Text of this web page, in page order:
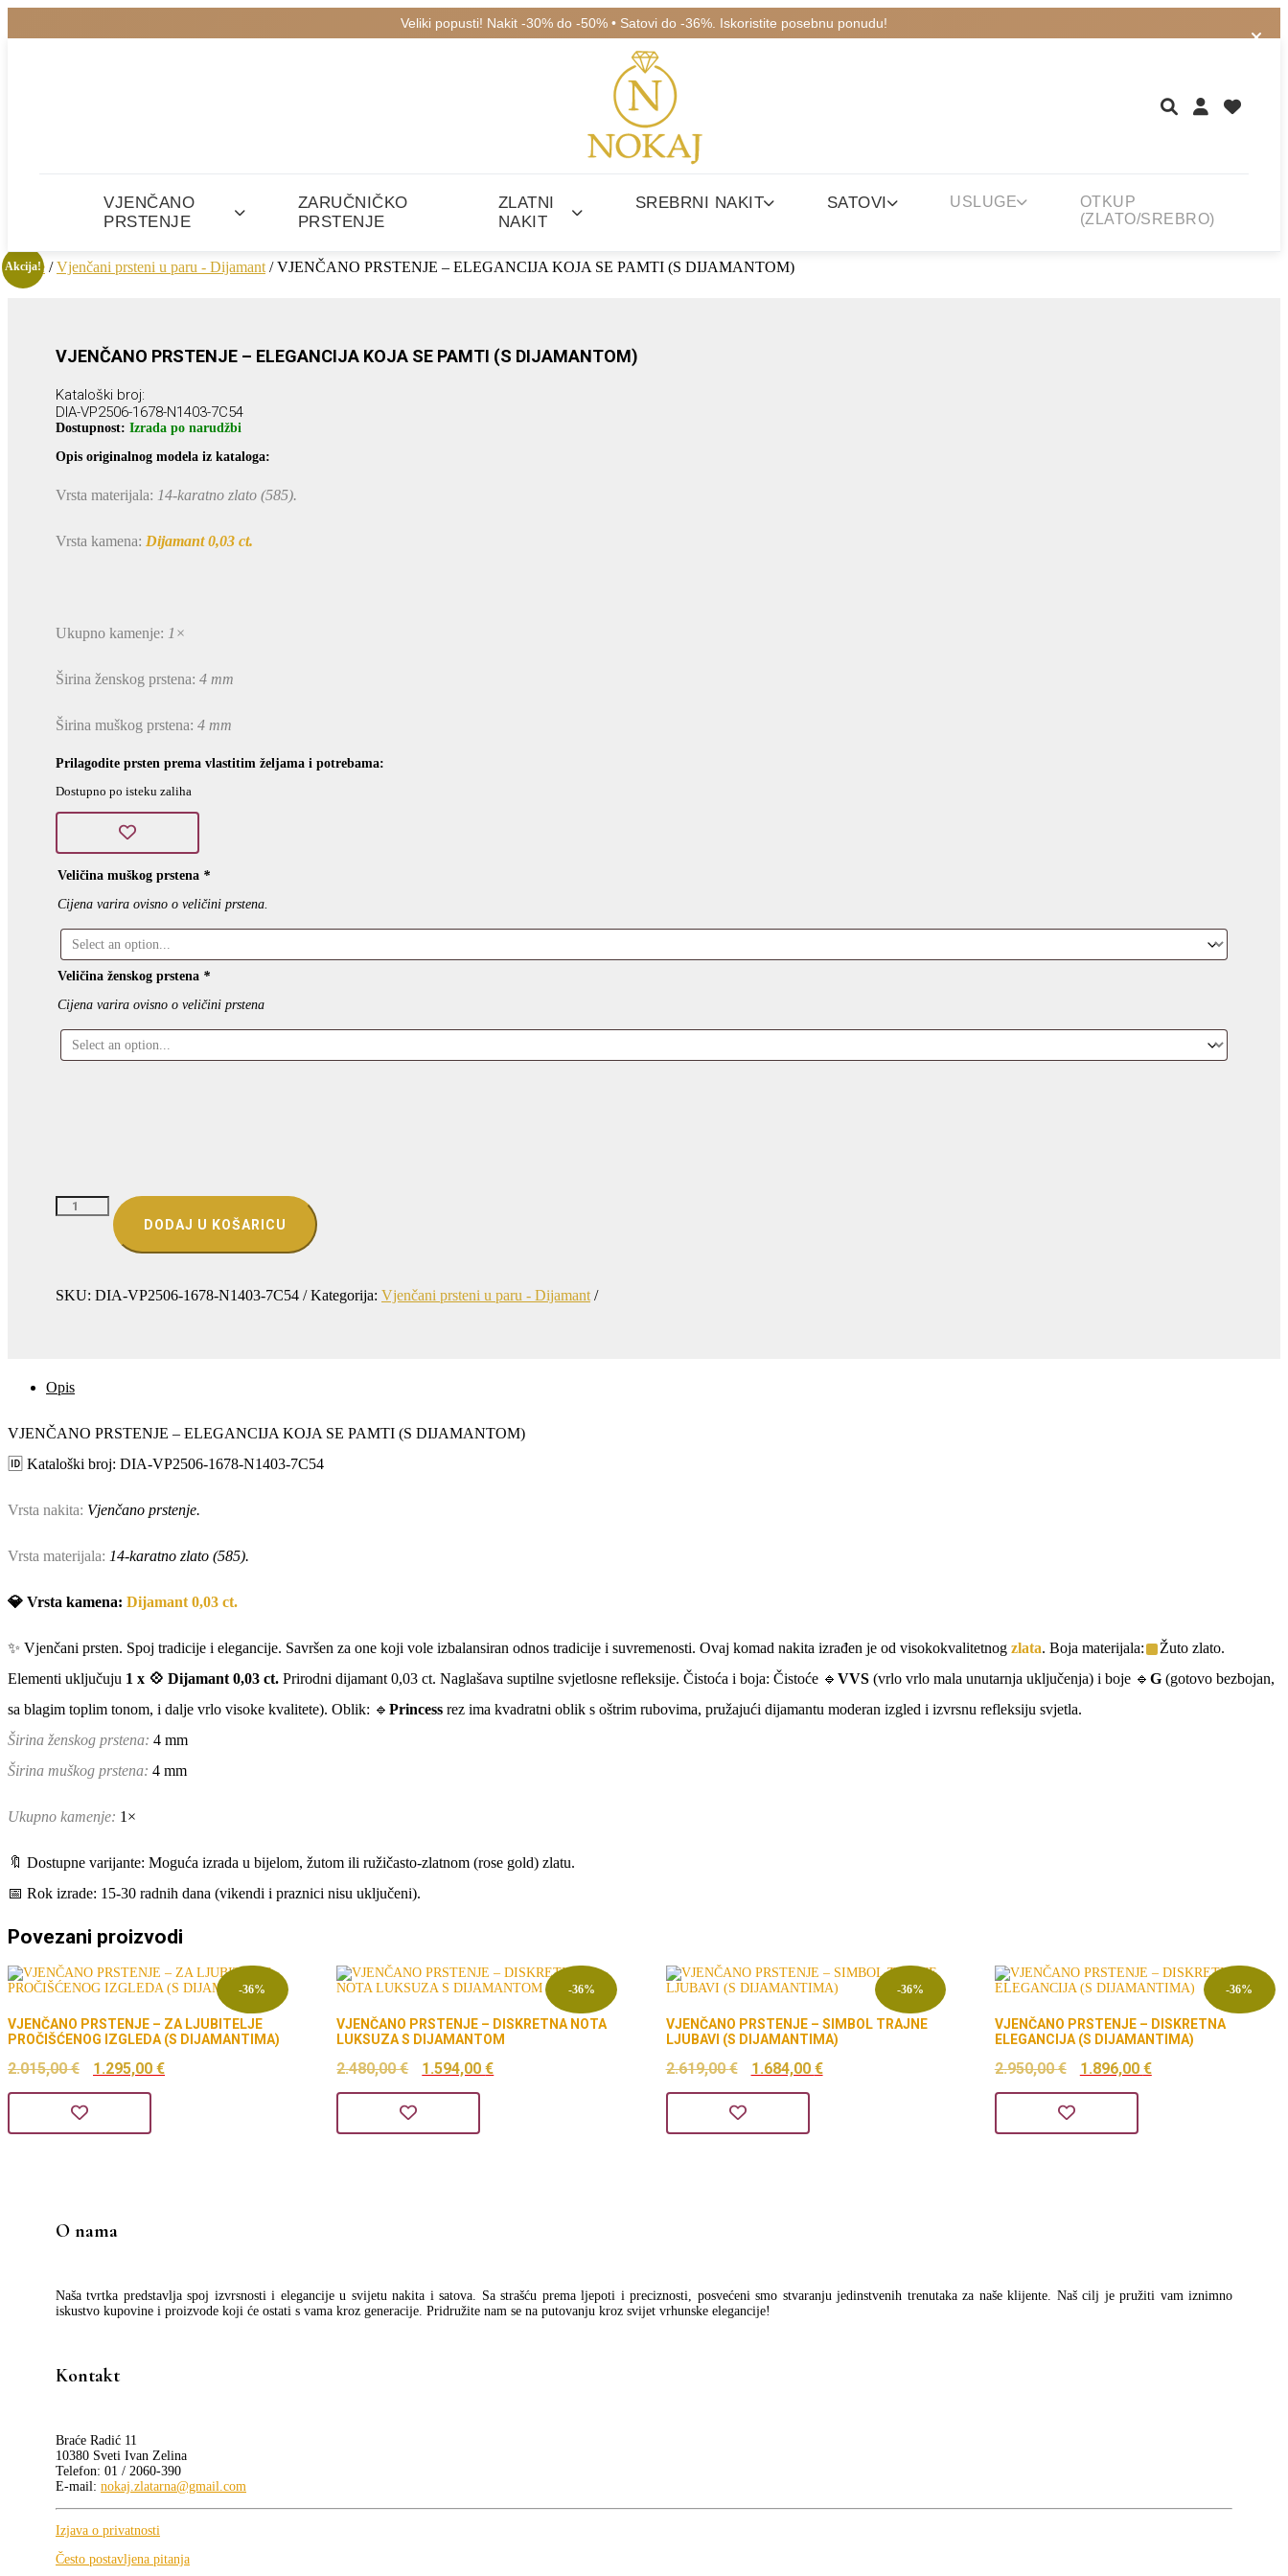
Veliki popusti! Nakit -30% do -50% • Satovi do -36%. Iskoristite posebnu ponudu!
VJENČANO
PRSTENJE
ZARUČNIČKO
PRSTENJE
ZLATNI
NAKIT
SREBRNI NAKIT SATOVI USLUGE
OTKUP
(ZLATO/SREBRO)
Home /Vjenčani prsteni u paru - Dijamant / VJENČANO PRSTENJE – ELEGANCIJA KOJA SE PAMTI (S DIJAMANTOM)
Akcija!
VJENČANO PRSTENJE – ELEGANCIJA KOJA SE PAMTI (S DIJAMANTOM)
Kataloški broj:
DIA-VP2506-1678-N1403-7C54
Dostupnost: Izrada po narudžbi
Opis originalnog modela iz kataloga:
Vrsta materijala: 14-karatno zlato (585).
Vrsta kamena: Dijamant 0,03 ct.
Ukupno kamenje: 1×
Širina ženskog prstena: 4 mm
Širina muškog prstena: 4 mm
Prilagodite prsten prema vlastitim željama i potrebama:
Dostupno po isteku zaliha
Veličina muškog prstena *
Cijena varira ovisno o veličini prstena.
Veličina ženskog prstena *
Cijena varira ovisno o veličini prstena
VJENČANO
PRSTENJE
ELEGANCIJA
PAMTI
DODAJ U KOŠARICU
SKU: DIA-VP2506-1678-N1403-7C54 Kategorija: Vjenčani prsteni u paru - Dijamant
Opis
VJENČANO PRSTENJE – ELEGANCIJA KOJA SE PAMTI (S DIJAMANTOM)
🆔 Kataloški broj: DIA-VP2506-1678-N1403-7C54
Vrsta nakita: Vjenčano prstenje.
Vrsta materijala: 14-karatno zlato (585).
💎 Vrsta kamena: Dijamant 0,03 ct.
✨ Vjenčani prsten. Spoj tradicije i elegancije. Savršen za one koji vole izbalansiran odnos tradicije i suvremenosti. Ovaj komad nakita izrađen je od visokokvalitetnog zlata. Boja materijala:
Žuto zlato.
Elementi uključuju 1 x 💠 Dijamant 0,03 ct. Prirodni dijamant 0,03 ct. Naglašava suptilne svjetlosne refleksije. Čistoća i boja: Čistoće 🔹 VVS (vrlo vrlo mala unutarnja uključenja) i boje 🔹 G (gotovo bezbojan,
sa blagim toplim tonom, i dalje vrlo visoke kvalitete). Oblik: 🔹 Princess rez ima kvadratni oblik s oštrim rubovima, pružajući dijamantu moderan izgled i izvrsnu refleksiju svjetla.
Širina ženskog prstena: 4 mm
Širina muškog prstena: 4 mm
Ukupno kamenje: 1×
🔖 Dostupne varijante: Moguća izrada u bijelom, žutom ili ružičasto-zlatnom (rose gold) zlatu.
📅 Rok izrade: 15-30 radnih dana (vikendi i praznici nisu uključeni).
Povezani proizvodi
-36%
VJENČANO PRSTENJE – ZA LJUBITELJE
PROČIŠĆENOG IZGLEDA (S DIJAMANTIMA)
2.015,00€
Izvorna
cijena
bila
1.295,00 €
-36%
VJENČANO PRSTENJE – DISKRETNA NOTA
LUKSUZA S DIJAMANTOM
2.480,00€
Izvorna
cijena
bila
1.594,00€
-36%
VJENČANO PRSTENJE – SIMBOL TRAJNE
LJUBAVI (S DIJAMANTIMA)
2.619,00€
Izvorna
cijena
bila
1.684,00 €
-36%
VJENČANO PRSTENJE – DISKRETNA
ELEGANCIJA (S DIJAMANTIMA)
2.950,00€
Izvorna
cijena
bila
1.896,00 €
O nama
Naša tvrtka predstavlja spoj izvrsnosti i elegancije u svijetu nakita i satova. Sa strašću prema ljepoti i preciznosti, posvećeni smo stvaranju jedinstvenih trenutaka za naše klijente. Naš cilj je pružiti vam iznimno
iskustvo kupovine i proizvode koji će ostati s vama kroz generacije. Pridružite nam se na putovanju kroz svijet vrhunske elegancije!
Kontakt
Braće Radić 11
10380 Sveti Ivan Zelina
Telefon: 01 / 2060-390
E-mail: nokaj.zlatarna@gmail.com
Izjava o privatnosti
Često postavljena pitanja